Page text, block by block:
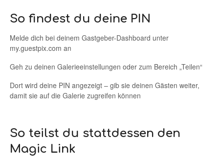
So findest du deine PIN
Melde dich bei deinem Gastgeber-Dashboard unter
my.guestpix.com an
Geh zu deinen Galerieeinstellungen oder zum Bereich „Teilen“
Dort wird deine PIN angezeigt – gib sie deinen Gästen weiter,
damit sie auf die Galerie zugreifen können
So teilst du stattdessen den
Magic Link